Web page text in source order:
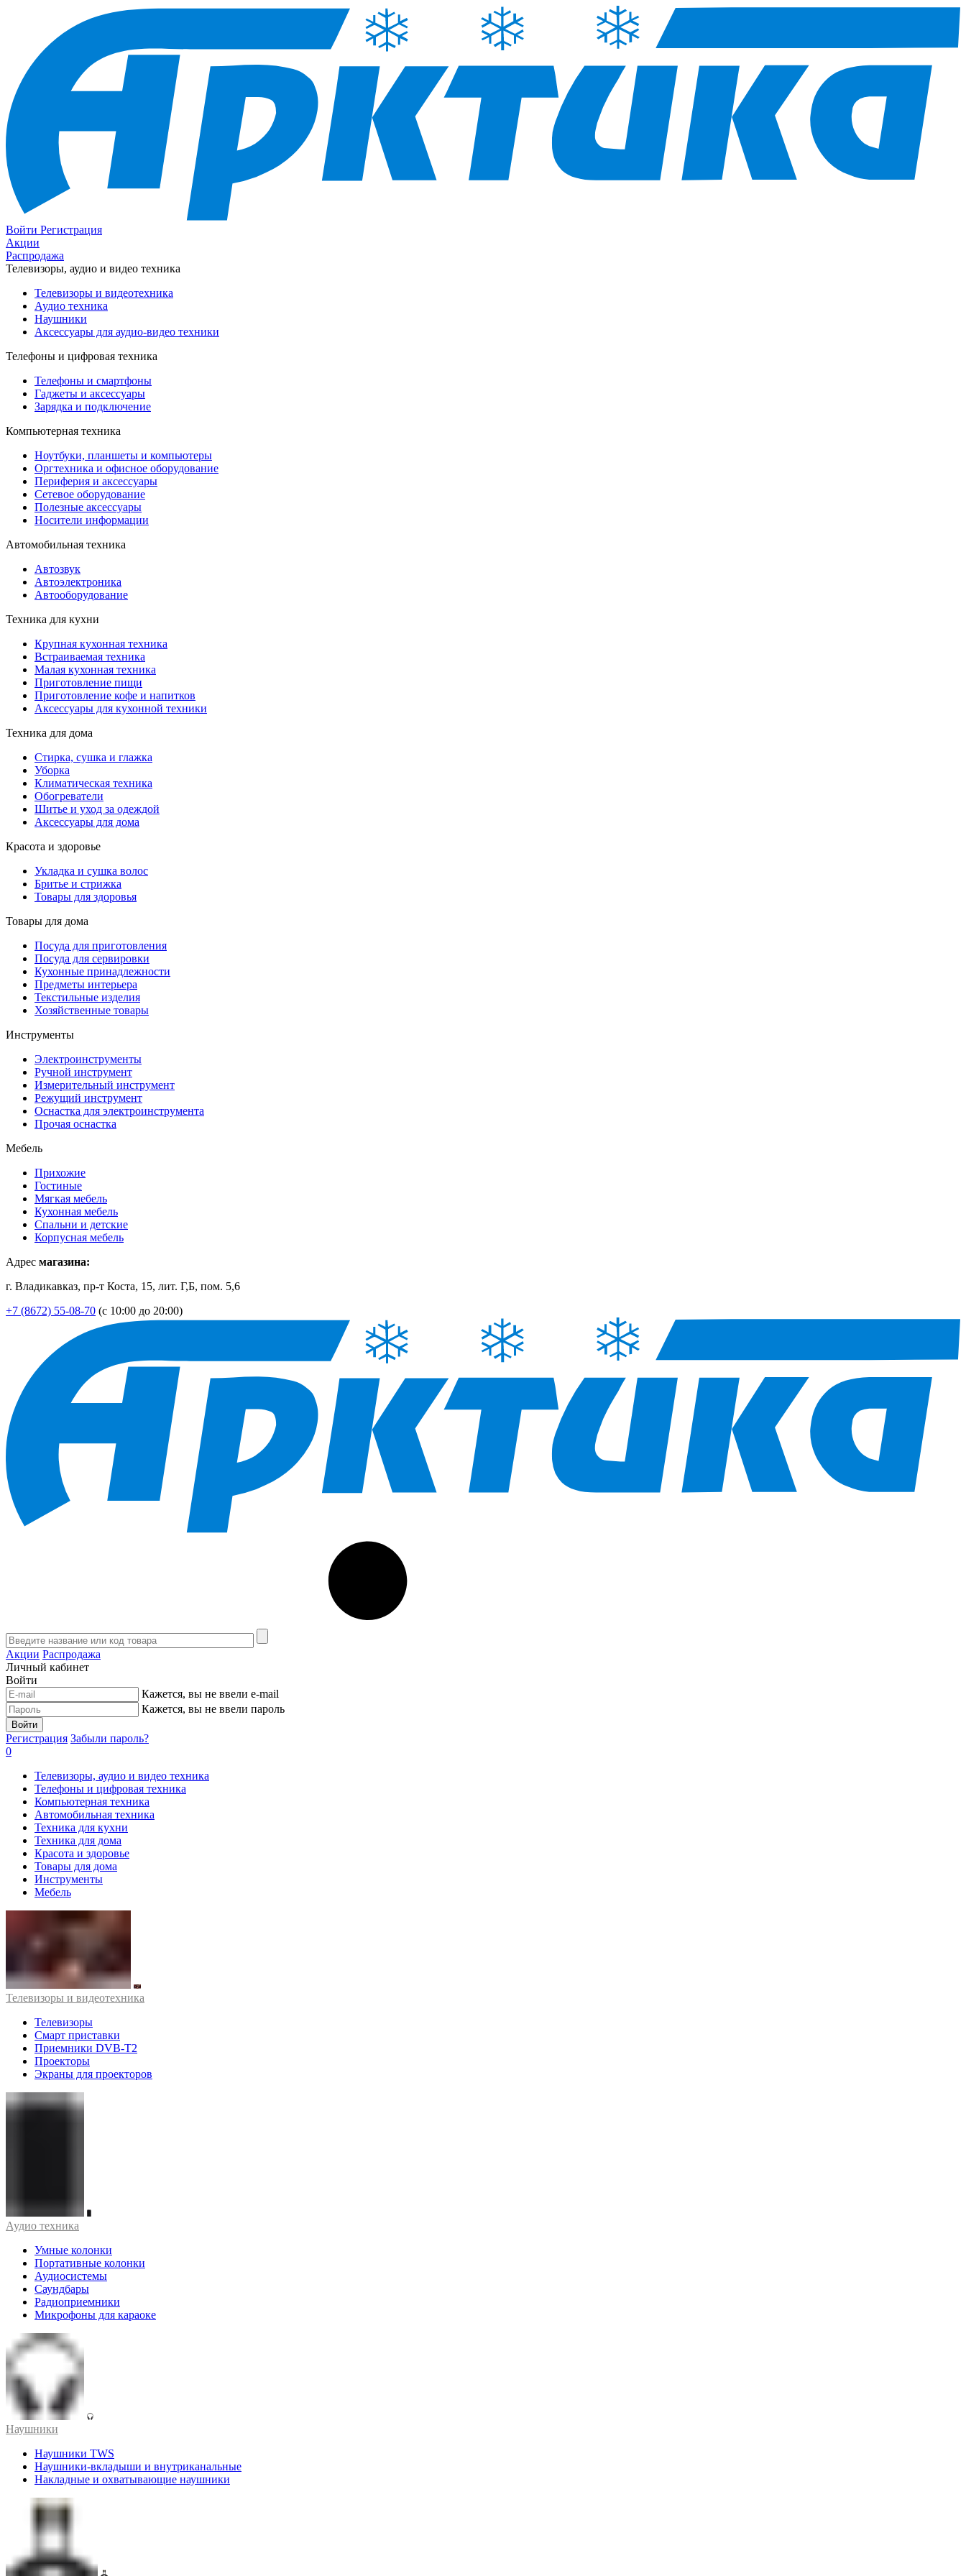
Войти Регистрация
Акции
Распродажа
Телевизоры, аудио и видео техника
Телевизоры и видеотехника
Аудио техника
Наушники
Аксессуары для аудио-видео техники
Телефоны и цифровая техника
Телефоны и смартфоны
Гаджеты и аксессуары
Зарядка и подключение
Компьютерная техника
Ноутбуки, планшеты и компьютеры
Оргтехника и офисное оборудование
Периферия и аксессуары
Cетевое оборудование
Полезные аксессуары
Носители информации
Автомобильная техника
Автозвук
Автоэлектроника
Автооборудование
Техника для кухни
Крупная кухонная техника
Встраиваемая техника
Малая кухонная техника
Приготовление пищи
Приготовление кофе и напитков
Аксессуары для кухонной техники
Техника для дома
Стирка, сушка и глажка
Уборка
Климатическая техника
Обогреватели
Шитье и уход за одеждой
Аксессуары для дома
Красота и здоровье
Укладка и сушка волос
Бритье и стрижка
Товары для здоровья
Товары для дома
Посуда для приготовления
Посуда для сервировки
Кухонные принадлежности
Предметы интерьера
Текстильные изделия
Хозяйственные товары
Инструменты
Электроинструменты
Ручной инструмент
Измерительный инструмент
Режущий инструмент
Оснастка для электроинструмента
Прочая оснастка
Мебель
Прихожие
Гостиные
Мягкая мебель
Кухонная мебель
Спальни и детские
Корпусная мебель
Адрес магазина:
г. Владикавказ, пр-т Коста, 15, лит. Г,Б, пом. 5,6
+7 (8672) 55-08-70 (с 10:00 до 20:00)
Акции Распродажа
Личный кабинет
Войти
Кажется, вы не ввели e-mail
Кажется, вы не ввели пароль
Войти
Регистрация Забыли пароль?
0
Телевизоры, аудио и видео техника
Телефоны и цифровая техника
Компьютерная техника
Автомобильная техника
Техника для кухни
Техника для дома
Красота и здоровье
Товары для дома
Инструменты
Мебель
Телевизоры и видеотехника
Телевизоры
Смарт приставки
Приемники DVB-T2
Проекторы
Экраны для проекторов
Аудио техника
Умные колонки
Портативные колонки
Аудиосистемы
Саундбары
Радиоприемники
Микрофоны для караоке
Наушники
Наушники TWS
Наушники-вкладыши и внутриканальные
Накладные и охватывающие наушники